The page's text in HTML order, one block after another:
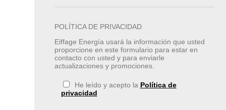
POLÍTICA DE PRIVACIDAD
Eiffage Energía usará la información que usted
proporcione en este formulario para estar en
contacto con usted y para enviarle
actualizaciones y promociones.
He leído y acepto la Política de
privacidad